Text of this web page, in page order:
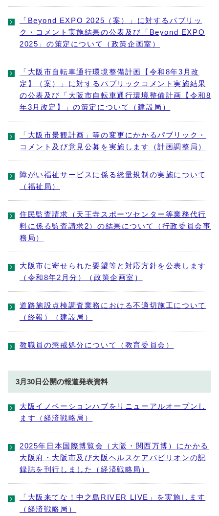
「Beyond EXPO 2025（案）」に対するパブリッ
ク・コメント実施結果の公表及び「Beyond EXPO
2025」の策定について（政策企画室）
「大阪市自転車通行環境整備計画【令和8年3月改
定】（案）」に対するパブリックコメント実施結果
の公表及び「大阪市自転車通行環境整備計画【令和8
年3月改定】」の策定について（建設局）
「大阪市景観計画」等の変更にかかるパブリック・
コメント及び意見公募を実施します（計画調整局）
障がい福祉サービスに係る総量規制の実施について
（福祉局）
住民監査請求（天王寺スポーツセンター等業務代行
料に係る監査請求2）の結果について（行政委員会事
務局）
大阪市に寄せられた要望等と対応方針を公表します
（令和8年2月分）（政策企画室）
道路施設点検調査業務における不適切施工について
（終報）（建設局）
教職員の懲戒処分について（教育委員会）
3月30日公開の報道発表資料
大阪イノベーションハブをリニューアルオープンし
ます（経済戦略局）
2025年日本国際博覧会（大阪・関西万博）にかかる
大阪府・大阪市及び大阪ヘルスケアパビリオンの記
録誌を刊行しました（経済戦略局）
「大阪来てな！中之島RIVER LIVE」を実施します
（経済戦略局）